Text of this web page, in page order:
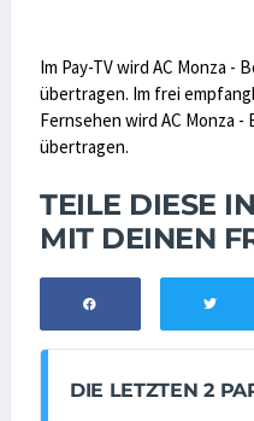
Im Pay-TV wird AC Monza -
übertragen. Im frei
Fernsehen wird AC Monza
übertragen.
TEILE DIESE
MIT DEINEN
DIE LETZTEN 2